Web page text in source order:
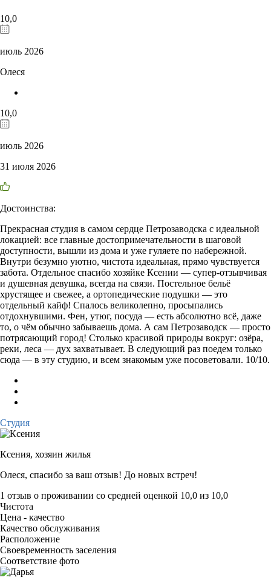
10,0
июль 2026
Олеся
10,0
июль 2026
31 июля 2026
Достоинства:
Прекрасная студия в самом сердце Петрозаводска с идеальной
локацией: все главные достопримечательности в шаговой
доступности, вышли из дома и уже гуляете по набережной.
Внутри безумно уютно, чистота идеальная, прямо чувствуется
забота. Отдельное спасибо хозяйке Ксении — супер-отзывчивая
и душевная девушка, всегда на связи. Постельное бельё
хрустящее и свежее, а ортопедические подушки — это
отдельный кайф! Спалось великолепно, просыпались
отдохнувшими. Фен, утюг, посуда — есть абсолютно всё, даже
то, о чём обычно забываешь дома. А сам Петрозаводск — просто
потрясающий город! Столько красивой природы вокруг: озёра,
реки, леса — дух захватывает. В следующий раз поедем только
сюда — в эту студию, и всем знакомым уже посоветовали. 10/10.
Студия
Ксения, хозяин жилья
Олеся, спасибо за ваш отзыв! До новых встреч!
1 отзыв о проживании со средней оценкой 10,0 из 10,0
Чистота
Цена - качество
Качество обслуживания
Расположение
Своевременность заселения
Соответствие фото